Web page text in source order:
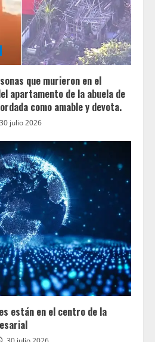
que murieron en el
apartamento de la abuela de
como amable y devota.
30 julio 2026
están en el centro de la